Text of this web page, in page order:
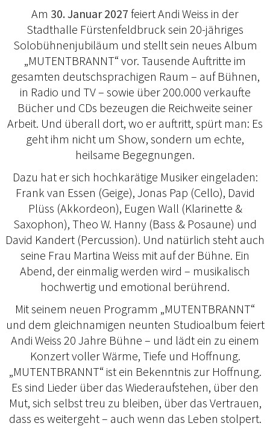
Am 30. Januar 2027 feiert Andi Weiss in der
Stadthalle Fürstenfeldbruck sein 20-jähriges
Solobühnenjubiläum und stellt sein neues Album
„MUTENTBRANNT“ vor. Tausende Auftritte im
gesamten deutschsprachigen Raum – auf Bühnen,
in Radio und TV – sowie über 200.000 verkaufte
Bücher und CDs bezeugen die Reichweite seiner
Arbeit. Und überall dort, wo er auftritt, spürt man: Es
geht ihm nicht um Show, sondern um echte,
heilsame Begegnungen.
Dazu hat er sich hochkarätige Musiker eingeladen:
Frank van Essen (Geige), Jonas Pap (Cello), David
Plüss (Akkordeon), Eugen Wall (Klarinette &
Saxophon), Theo W. Hanny (Bass & Posaune) und
David Kandert (Percussion). Und natürlich steht auch
seine Frau Martina Weiss mit auf der Bühne. Ein
Abend, der einmalig werden wird – musikalisch
hochwertig und emotional berührend.
Mit seinem neuen Programm „MUTENTBRANNT“
und dem gleichnamigen neunten Studioalbum feiert
Andi Weiss 20 Jahre Bühne – und lädt ein zu einem
Konzert voller Wärme, Tiefe und Hoffnung.
„MUTENTBRANNT“ ist ein Bekenntnis zur Hoffnung.
Es sind Lieder über das Wiederaufstehen, über den
Mut, sich selbst treu zu bleiben, über das Vertrauen,
dass es weitergeht – auch wenn das Leben stolpert.